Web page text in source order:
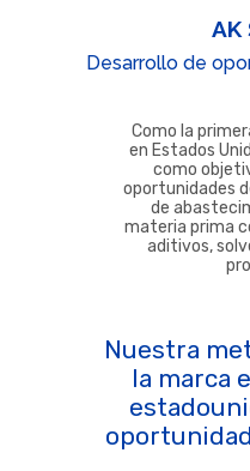
AK
Desarrollo de
Como la
en Estados
como
oportunidades
de
materia prima
aditivos,
Nuestra
la marca